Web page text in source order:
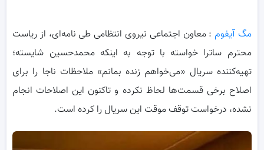
مگ آیفوم : معاون اجتماعی نیروی انتظامی طی نامه‌ای، از ریاست
محترم ساترا خواسته با توجه به اینکه محمدحسین شایسته؛
تهیه‌کننده سریال «می‌خواهم زنده بمانم» ملاحظات ناجا را برای
اصلاح برخی قسمت‌ها لحاظ نکرده و تاکنون این اصلاحات انجام
نشده، درخواست توقف موقت این سریال را کرده است.